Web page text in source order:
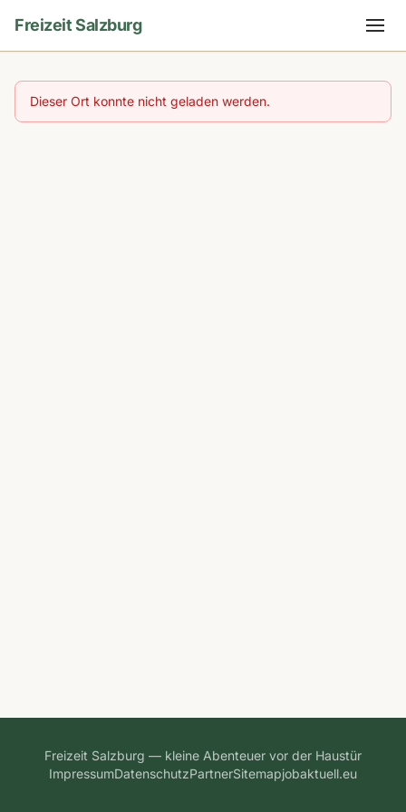
Freizeit Salzburg
Dieser Ort konnte nicht geladen werden.
Freizeit Salzburg — kleine Abenteuer vor der Haustür
ImpressumDatenschutzPartnerSitemapjobaktuell.eu